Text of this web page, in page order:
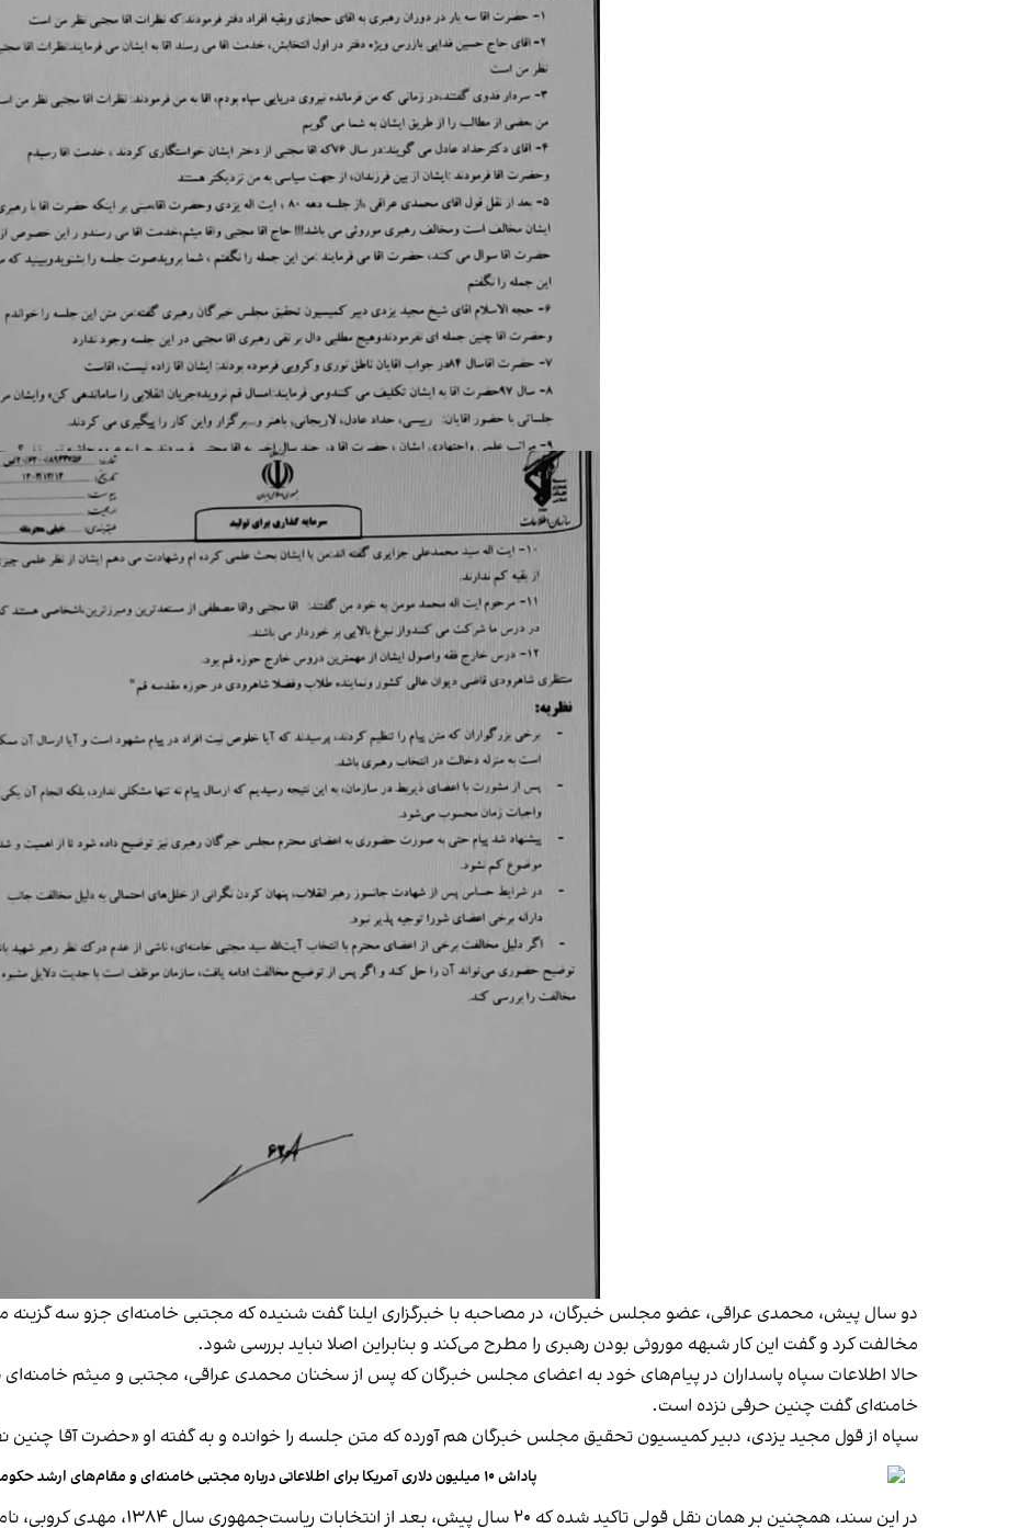
دو سال پیش، محمدی عراقی، عضو مجلس خبرگان، در مصاحبه با خبرگزاری ایلناگفت شنیده که مجتبی خامنه‌ای جزو سه گزینه
مخالفت کرد و گفت این کار شبهه موروثی بودن رهبری را مطرح می‌‌کند و بنابراین اصلا نباید بررسی شود.
حالا اطلاعات سپاه پاسداران در پیام‌های خود به اعضای مجلس خبرگان که پس از سخنان محمدی عراقی، مجتبی و میثم خامنه‌ای
خامنه‌ای گفت چنین حرفی نزده است.
سپاه از قول مجید یزدی، دبیر کمیسیون تحقیق مجلس خبرگان هم آورده که متن جلسه را خوانده و به گفته او «حضرت آقا چنین
پاداش ۱۰ میلیون دلاری آمریکا برای اطلاعاتی درباره مجتبی خامنه‌ای و مقام‌های ارشد حکومت
در این سند، همچنین بر همان نقل قولی